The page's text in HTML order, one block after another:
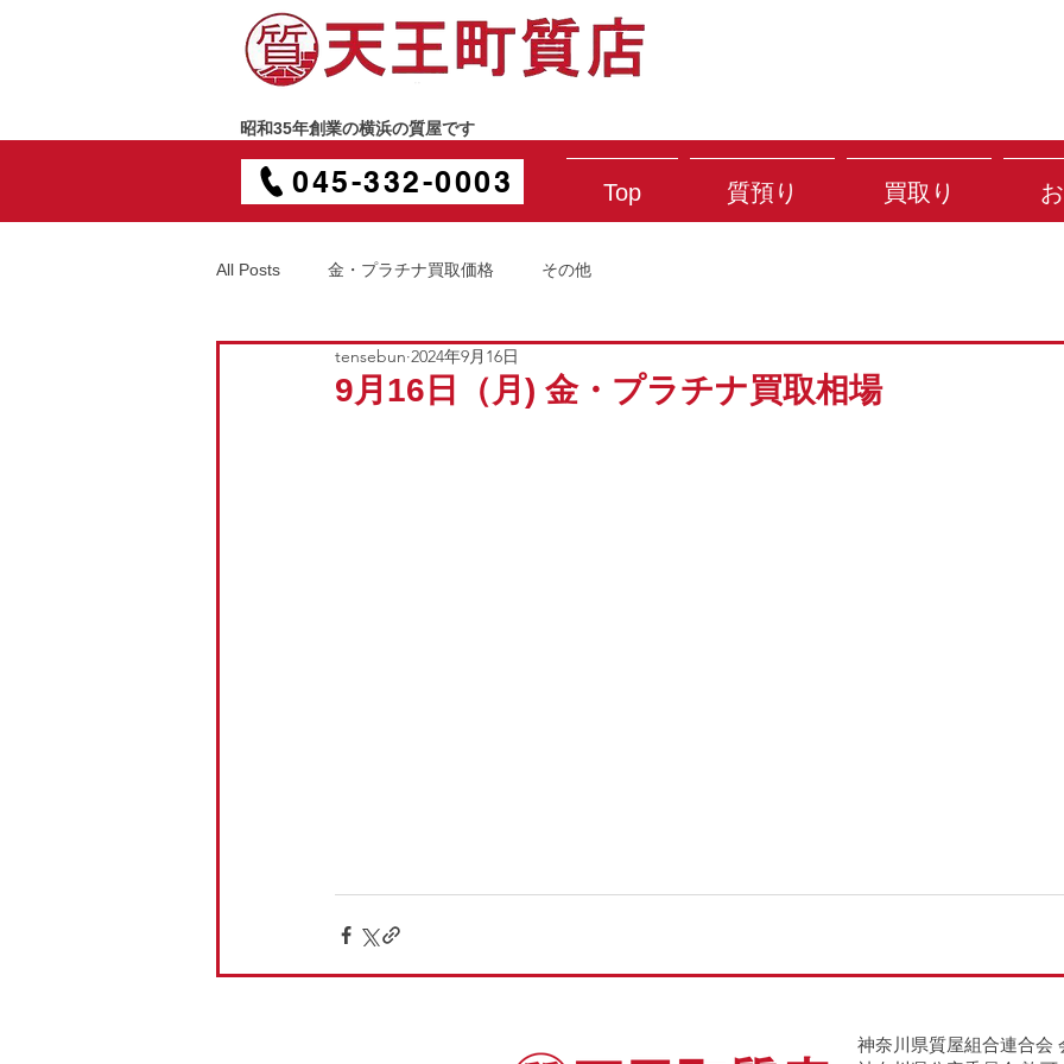
昭和35年創業の横浜の質屋です
045-332-0003 Top 質預り 買取り
All Posts 金・プラチナ買取価格 その他
9月16日（月) 金・プラチナ買取相場
tensebun 2024年9月16日
神奈川県質屋組合連合会